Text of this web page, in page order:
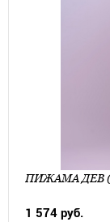
ПИЖАМА ДЕВ
1 574 руб.